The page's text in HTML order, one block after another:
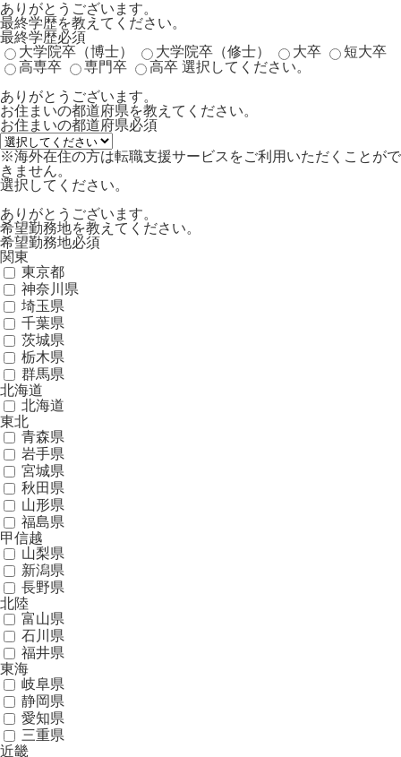
ありがとうございます。
最終学歴を教えてください。
最終学歴必須
大学院卒（博士）
大学院卒（修士） 大卒
短大卒
高専卒
専門卒 高卒 選択してください。
ありがとうございます。
お住まいの都道府県を教えてください。
お住まいの都道府県必須
※海外在住の方は転職支援サービスをご利用いただくことがで
きません。
選択してください。
ありがとうございます。
希望勤務地を教えてください。
希望勤務地必須
関東
東京都
神奈川県
埼玉県
千葉県
茨城県
栃木県
群馬県
北海道
北海道
東北
青森県
岩手県
宮城県
秋田県
山形県
福島県
甲信越
山梨県
新潟県
長野県
北陸
富山県
石川県
福井県
東海
岐阜県
静岡県
愛知県
三重県
近畿